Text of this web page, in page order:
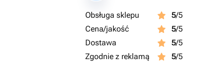
Obsługa sklepu 5/5
Cena/jakość
5/5
Dostawa
5/5
Zgodnie z reklamą
5/5